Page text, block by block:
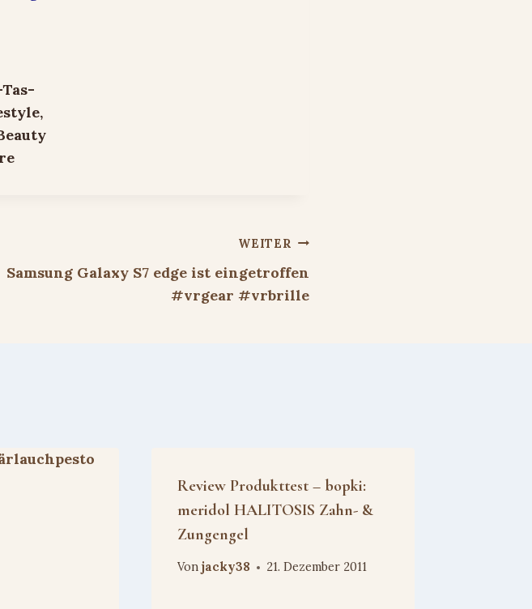
WEITER
Samsung Galaxy S7 edge ist eingetroffen
#vrgear #vrbrille
Review Produkttest – bopki:
meridol HALITOSIS Zahn- &
Zungengel
Von jacky38 21. Dezember 2011